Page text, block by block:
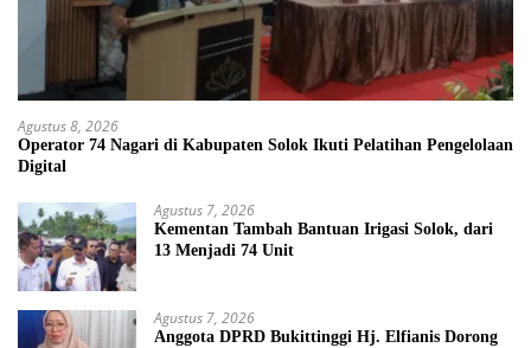
Agustus 8, 2026
Operator 74 Nagari di Kabupaten Solok Ikuti Pelatihan Pengelolaan
Digital
Agustus 7, 2026
Kementan Tambah Bantuan Irigasi Solok, dari
13 Menjadi 74 Unit
Agustus 7, 2026
Anggota DPRD Bukittinggi Hj. Elfianis Dorong